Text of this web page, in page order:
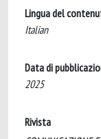
Lingua del
Italian
Data di
2025
Rivista